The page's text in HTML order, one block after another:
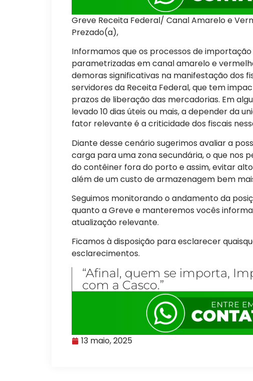
Greve Receita Federal/ Canal Amarelo e
Prezado(a),
Informamos que os processos de
parametrizadas em canal amarelo e
demoras significativas na manifestação dos
servidores da Receita Federal, que tem
prazos de liberação das mercadorias. Em
levado 10 dias úteis ou mais, a depender da
fator relevante é a criticidade dos fiscais
Diante desse cenário sugerimos avaliar a
carga para uma zona secundária, o que nos
do contêiner fora do porto e assim, evitar
além de um custo de armazenagem bem
Seguimos monitorando o andamento da
quanto a Greve e manteremos vocês
atualização relevante.
Ficamos à disposição para esclarecer
esclarecimentos.
“Afinal, quem se importa,
com a Casco.”
13 maio, 2025